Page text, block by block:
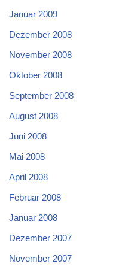
Januar 2009
Dezember 2008
November 2008
Oktober 2008
September 2008
August 2008
Juni 2008
Mai 2008
April 2008
Februar 2008
Januar 2008
Dezember 2007
November 2007